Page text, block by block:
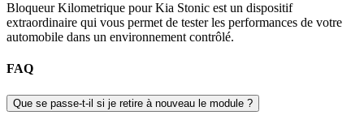
Bloqueur Kilometrique pour Kia Stonic est un dispositif
extraordinaire qui vous permet de tester les performances de votre
automobile dans un environnement contrôlé.
FAQ
Que se passe-t-il si je retire à nouveau le module ?